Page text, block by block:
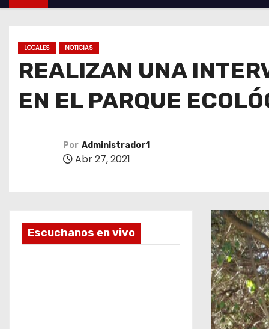
i
LOCALES NOTICIAS
REALIZAN UNA
EN EL PARQUE
Por Administrador1
Abr 27, 2021
Escuchanos en vivo